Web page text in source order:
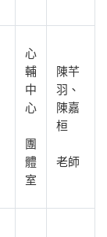
心
輔
中
心
團
體
室
陳芊
羽、
陳嘉
桓
老師